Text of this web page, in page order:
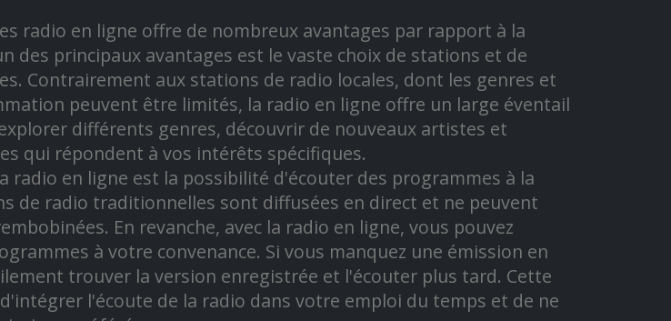
radio en ligne offre de nombreux avantages par rapport à la
des principaux avantages est le vaste choix de stations et de
Contrairement aux stations de radio locales, dont les genres et
peuvent être limités, la radio en ligne offre un large éventail
différents genres, découvrir de nouveaux artistes et
qui répondent à vos intérêts spécifiques.
radio en ligne est la possibilité d'écouter des programmes à la
de radio traditionnelles sont diffusées en direct et ne peuvent
En revanche, avec la radio en ligne, vous pouvez
à votre convenance. Si vous manquez une émission en
trouver la version enregistrée et l'écouter plus tard. Cette
l'écoute de la radio dans votre emploi du temps et de ne